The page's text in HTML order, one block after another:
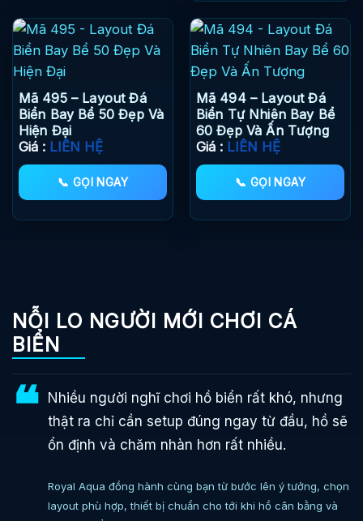
Mã 495 – Layout Đá
Biển Bay Bể 50 Đẹp Và
Hiện Đại
Giá : LIÊN HỆ
📞 GỌI NGAY
Mã 494 – Layout Đá
Biển Tự Nhiên Bay Bể
60 Đẹp Và Ấn Tượng
Giá : LIÊN HỆ
📞 GỌI NGAY
NỖI LO NGƯỜI MỚI CHƠI CÁ
BIỂN
❝
Nhiều người nghĩ chơi hồ biển rất khó, nhưng
thật ra chỉ cần setup đúng ngay từ đầu, hồ sẽ
ổn định và chăm nhàn hơn rất nhiều.
Royal Aqua đồng hành cùng bạn từ bước lên ý tưởng, chọn
layout phù hợp, thiết bị chuẩn cho tới khi hồ cân bằng và